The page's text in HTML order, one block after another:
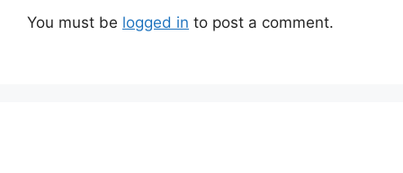
You must be logged in to post a comment.